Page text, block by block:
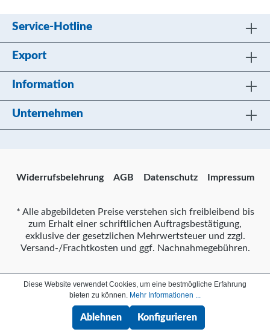
Service-Hotline
Export
Information
Unternehmen
Widerrufsbelehrung AGB Datenschutz Impressum
* Alle abgebildeten Preise verstehen sich freibleibend bis
zum Erhalt einer schriftlichen Auftragsbestätigung,
exklusive der gesetzlichen Mehrwertsteuer und zzgl.
Versand-/Frachtkosten und ggf. Nachnahmegebühren.
Diese Website verwendet Cookies, um eine bestmögliche Erfahrung
bieten zu können. Mehr Informationen ...
Ablehnen Konfigurieren